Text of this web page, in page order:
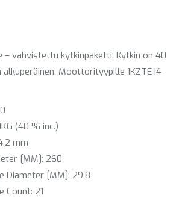
– vahvistettu kytkinpaketti. Kytkin on 40
alkuperäinen. Moottorityypille 1KZTE I4
(40 % inc.)
mm
[MM]: 260
Diameter [MM]: 29,8
Count: 21